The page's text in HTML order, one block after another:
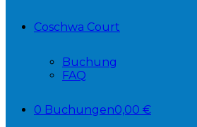
Coschwa Court
Buchung
FAQ
0 Buchungen0,00 €